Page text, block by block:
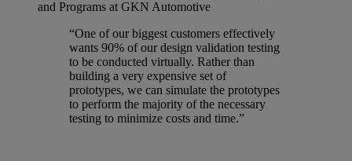
and Programs at GKN Automotive
“One of our biggest customers effectively
wants 90% of our design validation testing
to be conducted virtually. Rather than
building a very expensive set of
prototypes, we can simulate the prototypes
to perform the majority of the necessary
testing to minimize costs and time.”